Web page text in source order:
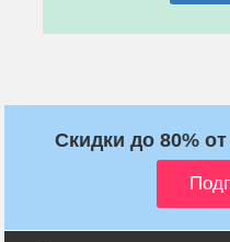
Скидки до 80%